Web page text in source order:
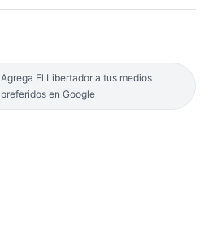
Agrega El Libertador a tus medios
preferidos en Google